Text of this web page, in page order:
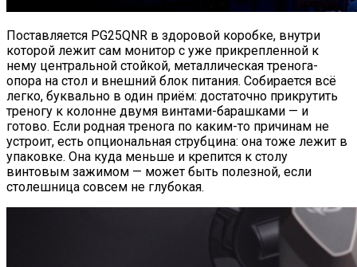
Поставляется PG25QNR в здоровой коробке, внутри
которой лежит сам монитор с уже прикрепленной к
нему центральной стойкой, металлическая тренога-
опора на стол и внешний блок питания. Собирается всё
легко, буквально в один приём: достаточно прикрутить
треногу к колонне двумя винтами-барашками — и
готово. Если родная тренога по каким-то причинам не
устроит, есть опциональная струбцина: она тоже лежит в
упаковке. Она куда меньше и крепится к столу
винтовым зажимом — может быть полезной, если
столешница совсем не глубокая.